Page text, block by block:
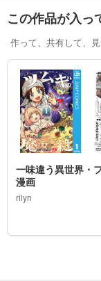
この作品が入っ
作って、共有して、
一味違う異世界・
漫画
rilyn